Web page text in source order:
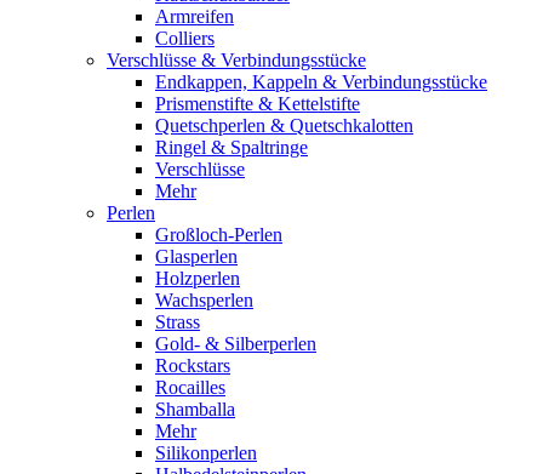
Armreifen
Colliers
Verschlüsse & Verbindungsstücke
Endkappen, Kappeln & Verbindungsstücke
Prismenstifte & Kettelstifte
Quetschperlen & Quetschkalotten
Ringel & Spaltringe
Verschlüsse
Mehr
Perlen
Großloch-Perlen
Glasperlen
Holzperlen
Wachsperlen
Strass
Gold- & Silberperlen
Rockstars
Rocailles
Shamballa
Mehr
Silikonperlen